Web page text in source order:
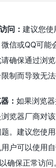
问： 建议您使
信或QQ可能
确保通过浏
制而导致无法
： 如果浏览
览器厂商对
。建议您使
户可以使用
确保正常访问。